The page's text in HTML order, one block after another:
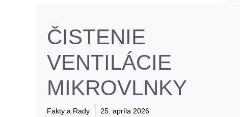
ČISTENIE
VENTILÁCIE
MIKROVLNKY
Fakty a Rady 25. apríla 2026